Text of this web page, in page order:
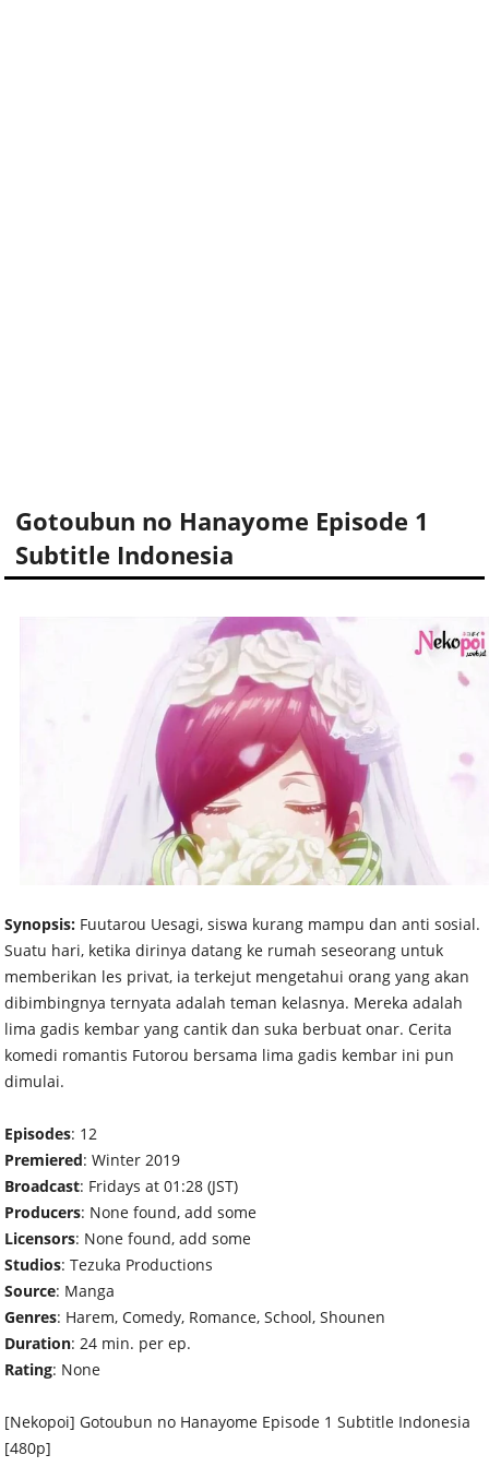
Gotoubun no Hanayome Episode 1
Subtitle Indonesia
Synopsis: Fuutarou Uesagi, siswa kurang mampu dan anti sosial.
Suatu hari, ketika dirinya datang ke rumah seseorang untuk
memberikan les privat, ia terkejut mengetahui orang yang akan
dibimbingnya ternyata adalah teman kelasnya. Mereka adalah
lima gadis kembar yang cantik dan suka berbuat onar. Cerita
komedi romantis Futorou bersama lima gadis kembar ini pun
dimulai.
Episodes: 12
Premiered: Winter 2019
Broadcast: Fridays at 01:28 (JST)
Producers: None found, add some
Licensors: None found, add some
Studios: Tezuka Productions
Source: Manga
Genres: Harem, Comedy, Romance, School, Shounen
Duration: 24 min. per ep.
Rating: None
[Nekopoi] Gotoubun no Hanayome Episode 1 Subtitle Indonesia
[480p]